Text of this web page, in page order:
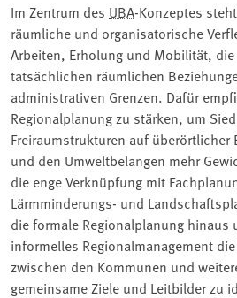
Im Zentrum des UBA-Konzeptes
räumliche und organisatorische
Arbeiten, Erholung und Mobilität,
tatsächlichen räumlichen
administrativen Grenzen. Dafür
Regionalplanung zu stärken, um
Freiraumstrukturen auf überörtlicher
und den Umweltbelangen mehr
die enge Verknüpfung mit
Lärmminderungs- und
die formale Regionalplanung hinaus
informelles Regionalmanagement
zwischen den Kommunen und
gemeinsame Ziele und Leitbilder zu